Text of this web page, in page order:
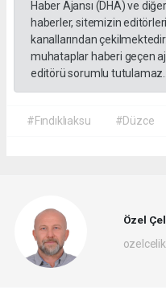
Haber Ajansı (DHA) ve
haberler, sitemizin
kanallarından
muhataplar haberi geçen
editörü sorumlu tutulamaz...
#Fındıklıaksu #Düzce
Özel